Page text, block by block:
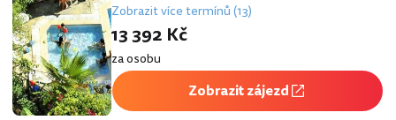
Zobrazit více termínů (13)
13 392 Kč
za osobu
Zobrazit zájezd